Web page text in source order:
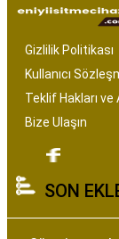
Gizlilik Politikası
Kullanıcı
Teklif Hakları ve
Bize Ulaşın
SON